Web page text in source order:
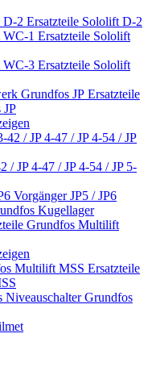
Ersatzteile Sololift D-2
Ersatzteile Sololift
Ersatzteile Sololift
Ersatzteile
JP
/ JP 4-47 / JP 4-54 / JP 5-
Vorgänger JP5 / JP6
Kugellager
Grundfos Multilift
Ersatzteile
Niveauschalter Grundfos